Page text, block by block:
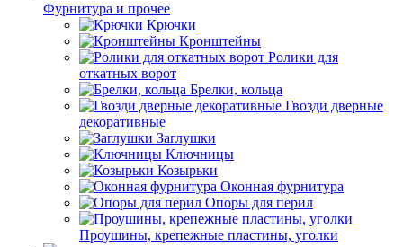
Фурнитура и прочее
Крючки
Кронштейны
Ролики для
откатных ворот
Брелки, кольца
Гвозди дверные
декоративные
Заглушки
Ключницы
Козырьки
Оконная фурнитура
Опоры для перил
Проушины, крепежные пластины, уголки